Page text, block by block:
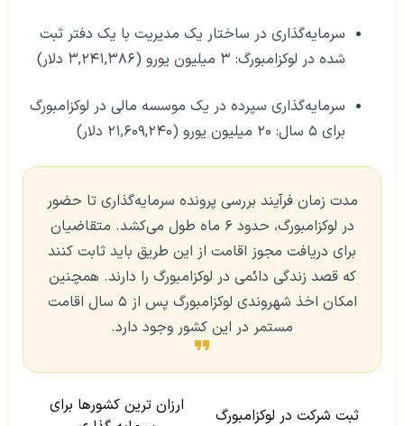
سرمایه‌گذاری در ساختار یک مدیریت با یک دفتر ثبت
شده در لوکزامبورگ: ۳ میلیون یورو (۳,۲۴۱,۳۸۶ دلار)
سرمایه‌گذاری سپرده در یک موسسه مالی در لوکزامبورگ
برای ۵ سال: ۲۰ میلیون یورو (۲۱,۶۰۹,۲۴۰ دلار)
مدت زمان فرآیند بررسی پرونده سرمایه‌گذاری تا حضور
در لوکزامبورگ، حدود ۶ ماه طول می‌کشد. متقاضیان
برای دریافت مجوز اقامت از این طریق باید ثابت کنند
که قصد زندگی دائمی در لوکزامبورگ را دارند. همچنین
امکان اخذ شهروندی لوکزامبورگ پس از ۵ سال اقامت
مستمر در این کشور وجود دارد.
ثبت شرکت در لوکزامبورگ
ارزان ترین کشورها برای